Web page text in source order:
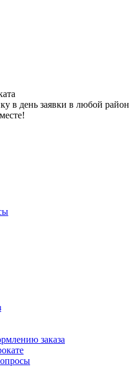
в день заявки в любой район
заказа